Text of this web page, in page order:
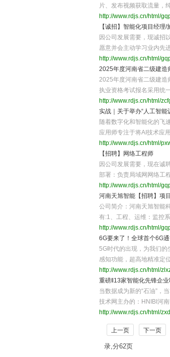
片、发布视频获取流量，
http://www.rdjs.cn/html/
【诚招】智能化项目经理
因公司发展需要，现诚招
愿意并会主动学习业内先
http://www.rdjs.cn/html/
2025年度河南省二级建造
2025年度河南省二级建造
执业资格考试报名采用统
http://www.rdjs.cn/html/
实战｜关于举办“人工智
随着数字化和智能化的飞
应用师专注于将AI技术应
http://www.rdjs.cn/html/
【招聘】网络工程师
因公司发展需要，现在诚
部署：负责局域网网络工
http://www.rdjs.cn/html/
河南天旭智能【招聘】项
公司简介：河南天旭智能
有:1、工程、运维：监控
http://www.rdjs.cn/html/
6G要来了！全球首个6G
5G时代的出现，为我们
感知功能，超高地精准定
http://www.rdjs.cn/html/
重磅‖13家智能化先锋企
当数据成为新的“石油”，
技术网主办的：HNIBI河
http://www.rdjs.cn/html/
上一页 下一页
录,分62页